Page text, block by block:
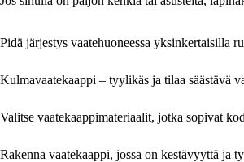
Pidä järjestys vaatehuoneessa yksinkertaisilla
Kulmavaatekaappi – tyylikäs ja tilaa säästävä
Valitse vaatekaappimateriaalit, jotka sopivat
Rakenna vaatekaappi, jossa on kestävyyttä ja